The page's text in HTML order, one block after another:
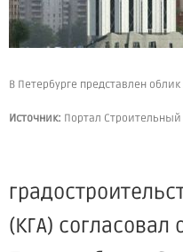
Источник: Портал Строительный
(КГА) согласовал